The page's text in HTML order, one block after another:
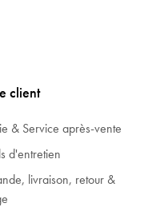
client
& Service après-vente
d'entretien
livraison, retour &